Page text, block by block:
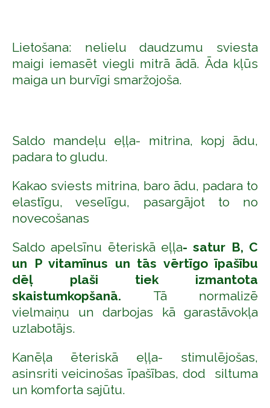
Lietošana: nelielu daudzumu sviesta
maigi iemasēt viegli mitrā ādā. Āda kļūs
maiga un burvīgi smaržojoša.
Saldo mandeļu eļļa- mitrina, kopj ādu,
padara to gludu.
Kakao sviests mitrina, baro ādu, padara to
elastīgu, veselīgu, pasargājot to no
novecošanas
Saldo apelsīnu ēteriskā eļļa-satur B, C
un P vitamīnus un tās vērtīgo īpašību
dēļ plaši tiek izmantota
skaistumkopšanā. Tā normalizē
vielmaiņu un darbojas kā garastāvokļa
uzlabotājs.
Kanēļa ēteriskā eļļa- stimulējošas,
asinsriti veicinošas īpašības, dod siltuma
un komforta sajūtu.